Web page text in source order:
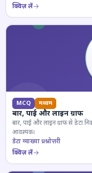
क्विज़ लें
MCQ मध्यम
बार, पाई और लाइन ग्राफ
बार, पाई और लाइन ग्राफ से डेटा
आवश्यक।
डेटा व्याख्या प्रश्नोत्तरी
क्विज़ लें